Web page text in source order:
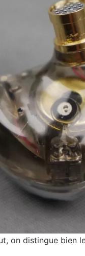
on distingue bien